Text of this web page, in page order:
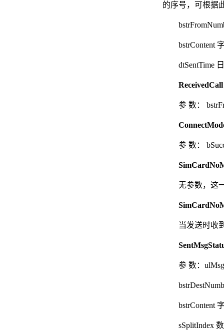
的序号，可根据
bstrContent
dtSentTime
参 数：
参 数：
无参数，这
当发送时收
参 数：
bstrContent
sSplitIndex